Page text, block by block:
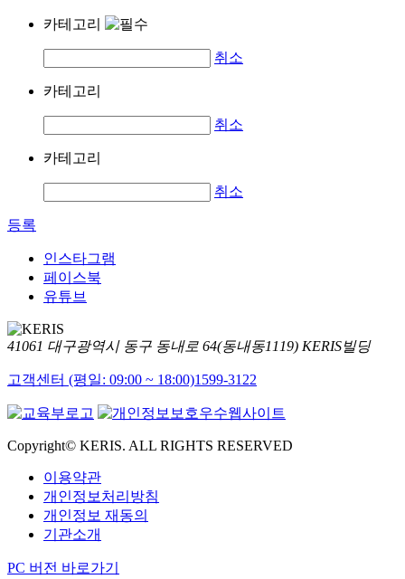
카테고리
취소
카테고리
취소
카테고리
취소
등록
인스타그램
페이스북
유튜브
41061 대구광역시 동구 동내로 64(동내동1119) KERIS빌딩
고객센터 (평일: 09:00 ~ 18:00)1599-3122
Copyright© KERIS. ALL RIGHTS RESERVED
이용약관
개인정보처리방침
개인정보 재동의
기관소개
PC 버전 바로가기